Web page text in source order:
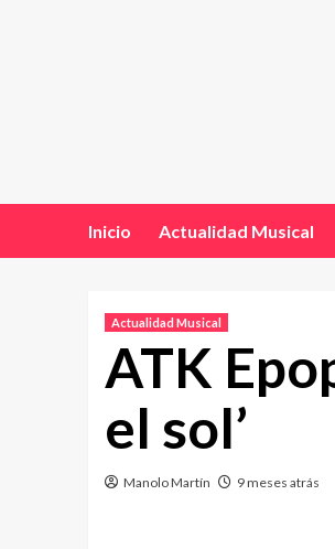
Inicio Actualidad Musical
Actualidad Musical
ATK
el sol’
Manolo Martín 9 meses atrás